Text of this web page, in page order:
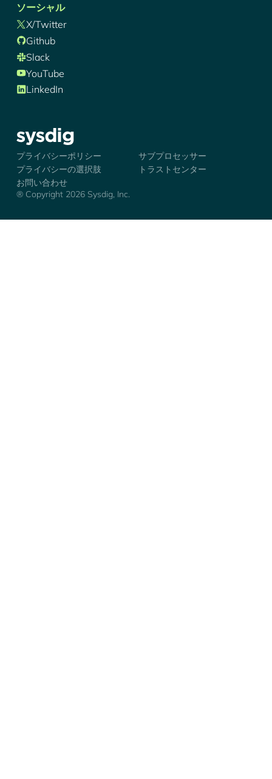
ソーシャル
X/Twitter
Github
Slack
YouTube
LinkedIn
シズディグ-ロゴ
® Copyright 2026 Sysdig, Inc.
プライバシーポリシー
サブプロセッサー
プライバシーの選択肢
トラストセンター
お問い合わせ